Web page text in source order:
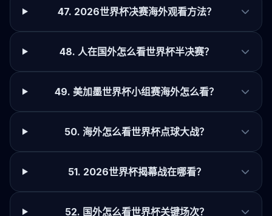
47. 2026世界杯决赛海外观看方法？
48. 人在国外怎么看世界杯半决赛？
49. 美加墨世界杯小组赛海外怎么看？
50. 海外怎么看世界杯点球大战？
51. 2026世界杯揭幕战在哪看？
52. 国外怎么看世界杯关键场次？